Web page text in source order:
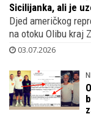
Djed američkog
na otoku Olibu kraj
03.07.2026